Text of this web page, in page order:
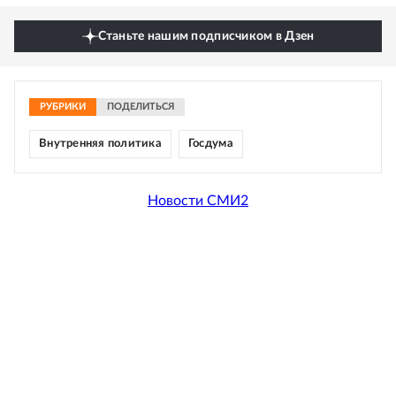
Станьте нашим подписчиком в Дзен
РУБРИКИ ПОДЕЛИТЬСЯ
Внутренняя политика Госдума
Новости СМИ2